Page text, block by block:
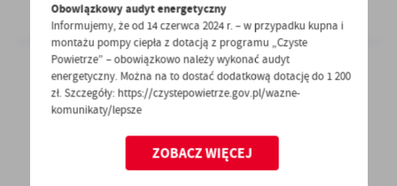
08 - 09 - 2020
Informacja z Urzędu Pracy
Powiatowy Urząd Pracy w Strzelcach Kraj.,
Obowiązkowy audyt energetyczny
Informujemy, że od 14 czerwca 2024 r. – w przypadku kupna i
montażu pompy ciepła z dotacją z programu „Czyste
Powietrze” – obowiązkowo należy wykonać audyt
energetyczny. Można na to dostać dodatkową dotację do 1 200
zł. Szczegóły: https://czystepowietrze.gov.pl/wazne-
komunikaty/lepsze
ZOBACZ WIĘCEJ